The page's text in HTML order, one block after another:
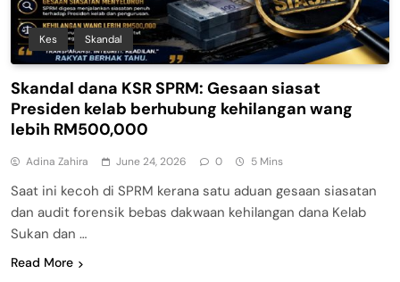
Kes Skandal
Skandal dana KSR SPRM: Gesaan siasat
Presiden kelab berhubung kehilangan wang
lebih RM500,000
Adina Zahira June 24, 2026 0 5 Mins
Saat ini kecoh di SPRM kerana satu aduan gesaan siasatan
dan audit forensik bebas dakwaan kehilangan dana Kelab
Sukan dan …
Read More